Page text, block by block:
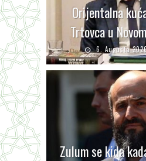
Orijentalna
Trtovca u
6. Augusta
Zulum se kida